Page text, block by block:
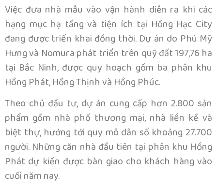
Việc đưa nhà mẫu vào vận hành diễn ra khi các
hạng mục hạ tầng và tiện ích tại Hồng Hạc City
đang được triển khai đồng thời. Dự án do Phú Mỹ
Hưng và Nomura phát triển trên quỹ đất 197,76 ha
tại Bắc Ninh, được quy hoạch gồm ba phân khu
Hồng Phát, Hồng Thịnh và Hồng Phúc.
Theo chủ đầu tư, dự án cung cấp hơn 2.800 sản
phẩm gồm nhà phố thương mại, nhà liền kề và
biệt thự, hướng tới quy mô dân số khoảng 27.700
người. Những căn nhà đầu tiên tại phân khu Hồng
Phát dự kiến được bàn giao cho khách hàng vào
cuối năm nay.